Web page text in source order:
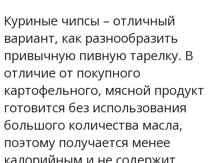
Куриные чипсы – отличный
вариант, как разнообразить
привычную пивную тарелку. В
отличие от покупного
картофельного, мясной продукт
готовится без использования
большого количества масла,
поэтому получается менее